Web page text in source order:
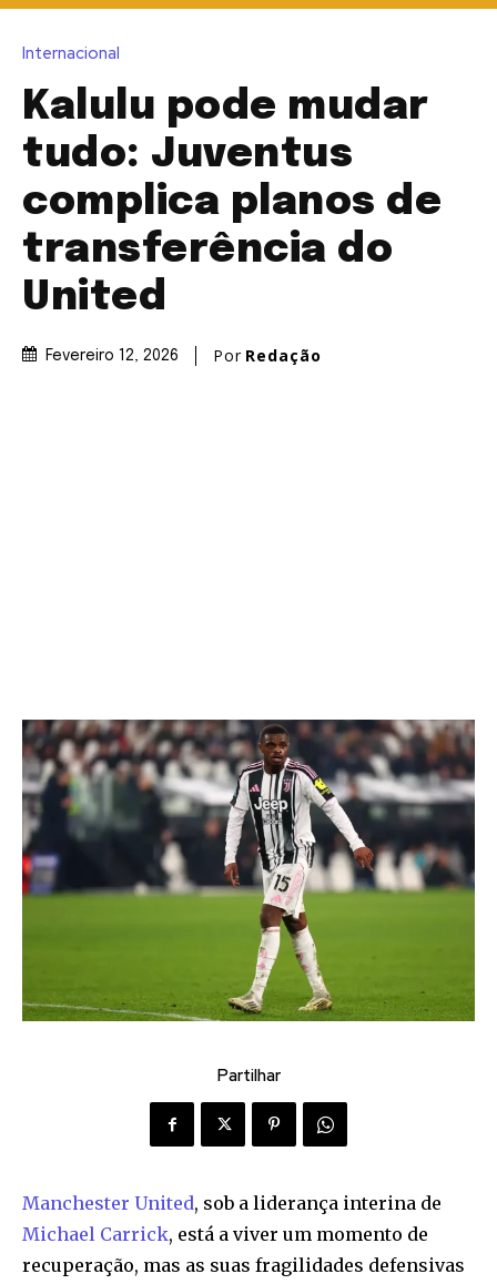
Internacional
Kalulu pode mudar
tudo: Juventus
complica planos de
transferência do
United
Fevereiro 12, 2026 Por Redação
Partilhar
Manchester United, sob a liderança interina de
Michael Carrick, está a viver um momento de
recuperação, mas as suas fragilidades defensivas